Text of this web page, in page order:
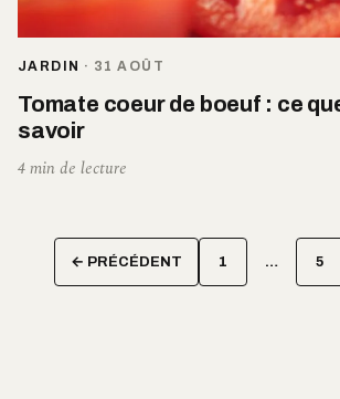
JARDIN · 31 AOÛT
Tomate coeur de boeuf : ce
savoir
4 min de lecture
des
← PRÉCÉDENT 1 … 5